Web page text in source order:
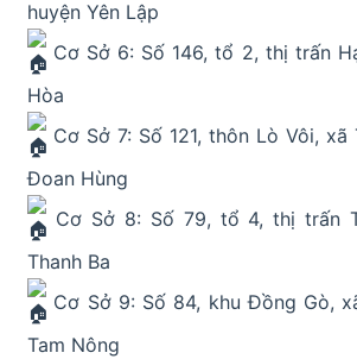
huyện Yên Lập
Cơ Sở 6: Số 146, tổ 2, thị trấn
Hòa
Cơ Sở 7: Số 121, thôn Lò Vôi, xã
Đoan Hùng
Cơ Sở 8: Số 79, tổ 4, thị trấn
Thanh Ba
Cơ Sở 9: Số 84, khu Đồng Gò,
Tam Nông